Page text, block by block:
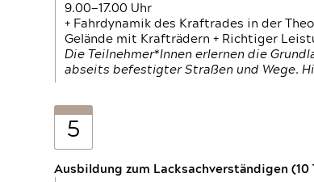
9.00—17.00 Uhr
+ Fahrdynamik des Kraftrades in der
Gelände mit Krafträdern + Richtiger
Die Teilnehmer*Innen erlernen die
abseits befestigter Straßen und Wege.
5
Ausbildung zum Lacksachverständigen